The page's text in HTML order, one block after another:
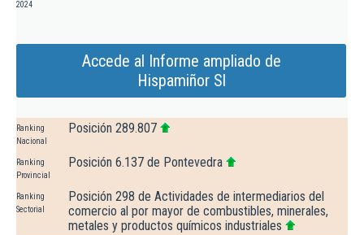
2024
Accede al Informe ampliado de
Hispamiñor Sl
Ranking
Nacional
Posición 289.807
Ranking
Provincial
Posición 6.137 de Pontevedra
Ranking
Sectorial
Posición 298 de Actividades de intermediarios del
comercio al por mayor de combustibles, minerales,
metales y productos químicos industriales